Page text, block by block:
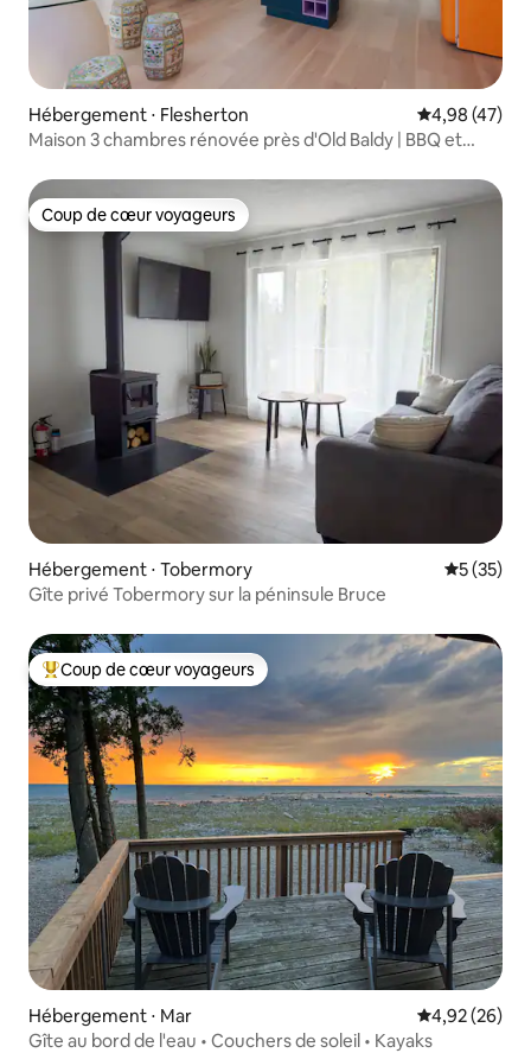
Hébergement ⋅ Flesherton Évaluation
4,98 (47)
Maison 3 chambres rénovée près d'Old Baldy | BBQ et
Coup de cœur voyageurs
Coup de cœur voyageurs
Hébergement ⋅ Tobermory
5 (35)
Gîte privé Tobermory sur la péninsule Bruce
Coups de cœur voyageurs les plus appréciés
Coup de cœur voyageurs
Hébergement ⋅ Mar Évaluation
4,92 (26)
Gîte au bord de l'eau • Couchers de soleil • Kayaks